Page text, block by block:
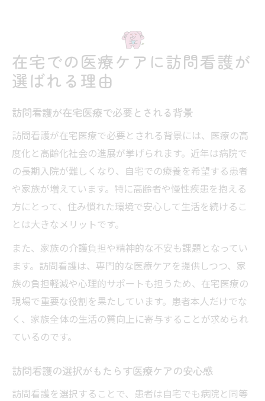
在宅での医療ケアに訪問看護が
選ばれる理由
訪問看護が在宅医療で必要とされる背景
訪問看護が在宅医療で必要とされる背景には、医療の高
度化と高齢化社会の進展が挙げられます。近年は病院で
の長期入院が難しくなり、自宅での療養を希望する患者
や家族が増えています。特に高齢者や慢性疾患を抱える
方にとって、住み慣れた環境で安心して生活を続けるこ
とは大きなメリットです。
また、家族の介護負担や精神的な不安も課題となってい
ます。訪問看護は、専門的な医療ケアを提供しつつ、家
族の負担軽減や心理的サポートも担うため、在宅医療の
現場で重要な役割を果たしています。患者本人だけでな
く、家族全体の生活の質向上に寄与することが求められ
ているのです。
訪問看護の選択がもたらす医療ケアの安心感
訪問看護を選択することで、患者は自宅でも病院と同等